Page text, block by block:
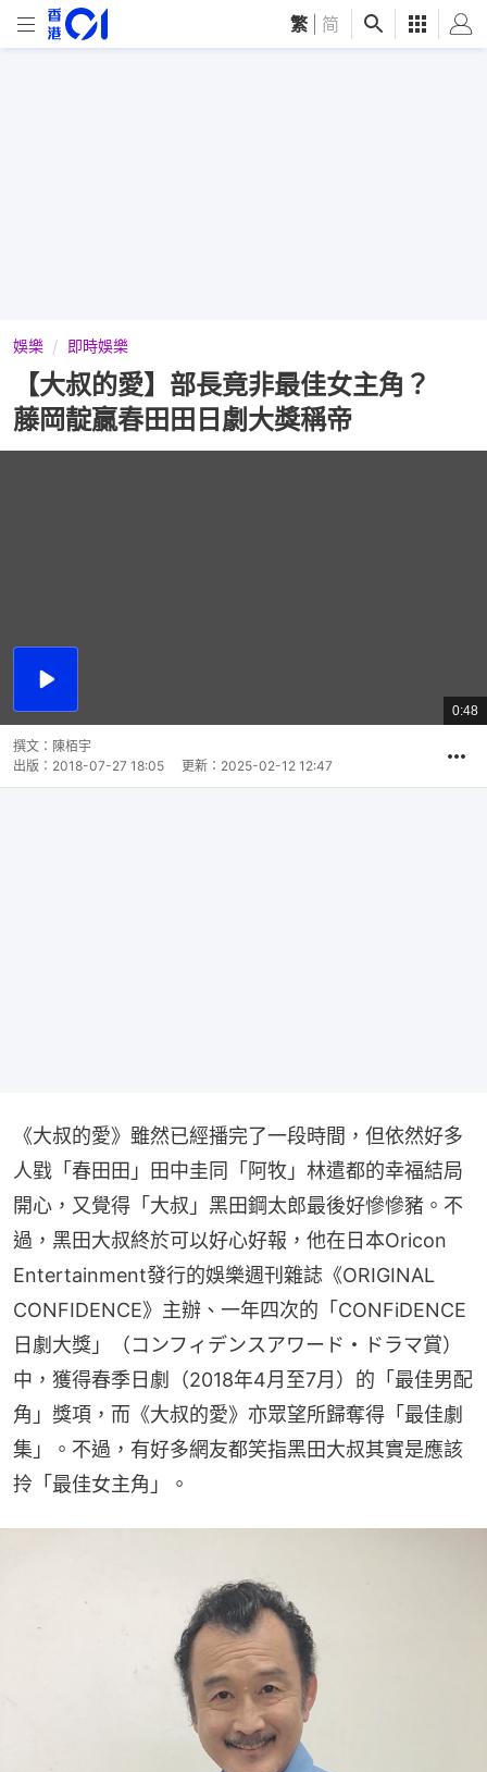
繁 简
娛樂 即時娛樂
【大叔的愛】部長竟非最佳女主角？
藤岡靛贏春田田日劇大獎稱帝
播
總
共
0:48
撰文： 陳栢宇
出版： 2018-07-27 18:05 更新： 2025-02-12 12:47
《大叔的愛》雖然已經播完了一段時間，但依然好多
人戥「春田田」田中圭同「阿牧」林遣都的幸福結局
開心，又覺得「大叔」黑田鋼太郎最後好慘慘豬。不
過，黑田大叔終於可以好心好報，他在日本Oricon
Entertainment發行的娛樂週刊雜誌《ORIGINAL
CONFIDENCE》主辦、一年四次的「CONFiDENCE
日劇大獎」（コンフィデンスアワード・ドラマ賞）
中，獲得春季日劇（2018年4月至7月）的「最佳男配
角」獎項，而《大叔的愛》亦眾望所歸奪得「最佳劇
集」。不過，有好多網友都笑指黑田大叔其實是應該
拎「最佳女主角」。